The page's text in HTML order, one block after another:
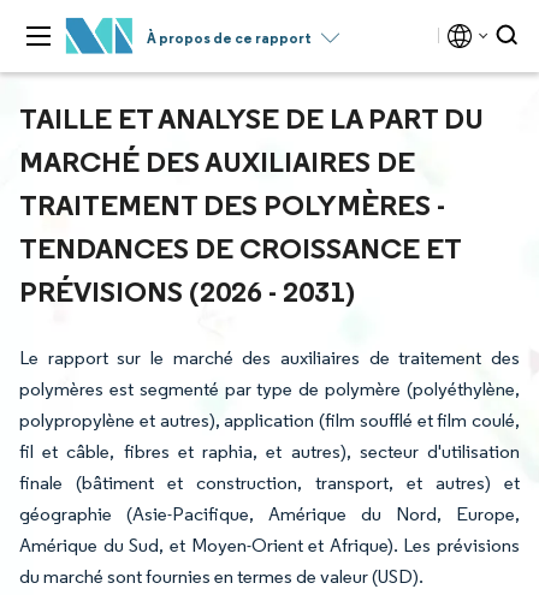
À propos de ce rapport
TAILLE ET ANALYSE DE LA PART DU
MARCHÉ DES AUXILIAIRES DE
TRAITEMENT DES POLYMÈRES -
TENDANCES DE CROISSANCE ET
PRÉVISIONS (2026 - 2031)
Le rapport sur le marché des auxiliaires de traitement des
polymères est segmenté par type de polymère (polyéthylène,
polypropylène et autres), application (film soufflé et film coulé,
fil et câble, fibres et raphia, et autres), secteur d'utilisation
finale (bâtiment et construction, transport, et autres) et
géographie (Asie-Pacifique, Amérique du Nord, Europe,
Amérique du Sud, et Moyen-Orient et Afrique). Les prévisions
du marché sont fournies en termes de valeur (USD).